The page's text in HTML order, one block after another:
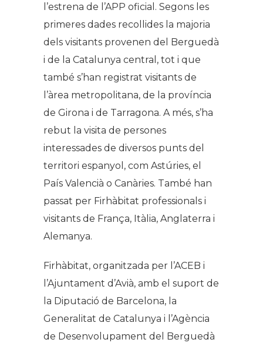
l’estrena de l’APP oficial. Segons les
primeres dades recollides la majoria
dels visitants provenen del Berguedà
i de la Catalunya central, tot i que
també s’han registrat visitants de
l’àrea metropolitana, de la província
de Girona i de Tarragona. A més, s’ha
rebut la visita de persones
interessades de diversos punts del
territori espanyol, com Astúries, el
País Valencià o Canàries. També han
passat per Firhàbitat professionals i
visitants de França, Itàlia, Anglaterra i
Alemanya.
Firhàbitat, organitzada per l’ACEB i
l’Ajuntament d’Avià, amb el suport de
la Diputació de Barcelona, la
Generalitat de Catalunya i l’Agència
de Desenvolupament del Berguedà